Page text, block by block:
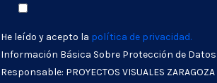
He leído y acepto la política de privacidad.
Información Básica Sobre Protección de Datos:
Responsable: PROYECTOS VISUALES